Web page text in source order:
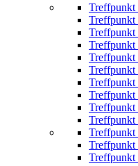
Treffpunkt
Treffpunkt
Treffpunkt
Treffpunkt
Treffpunkt
Treffpunkt
Treffpunkt
Treffpunkt
Treffpunkt
Treffpunkt
Treffpunkt
Treffpunkt
Treffpunkt